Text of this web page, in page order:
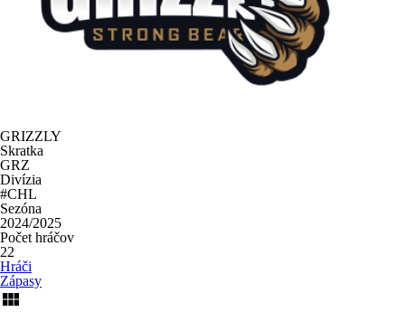
GRIZZLY
Skratka
GRZ
Divízia
#CHL
Sezóna
2024/2025
Počet hráčov
22
Hráči
Zápasy
view_module